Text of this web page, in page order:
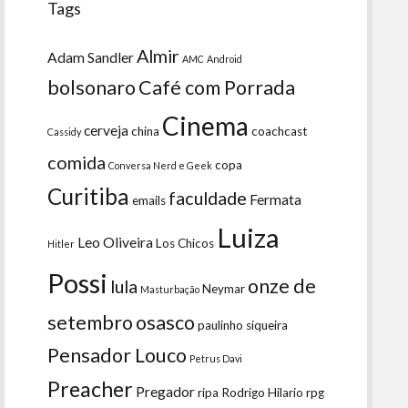
Tags
Adam Sandler Almir AMC Android
bolsonaroCafé com Porrada
Cassidy cervejachina Cinema coachcast
comida Conversa Nerd e Geek copa
Curitiba emails faculdade Fermata
Hitler Leo OliveiraLos Chicos Luiza
Possi lula Masturbação Neymar onze de
setembroosasco paulinho siqueira
Pensador Louco Petrus Davi
Preacher Pregadorripa Rodrigo Hilario rpg